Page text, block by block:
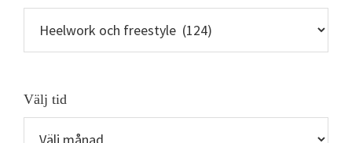
kategori
Välj tid